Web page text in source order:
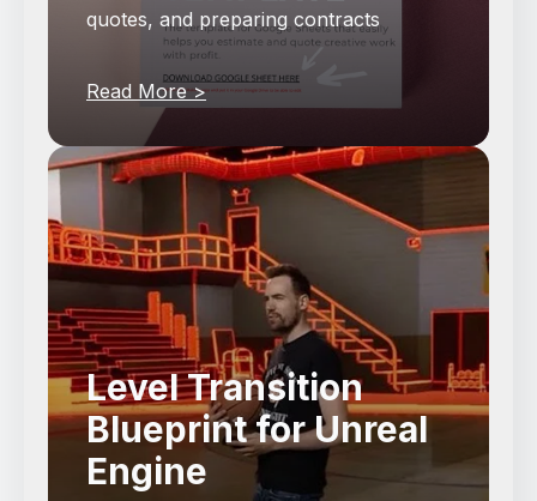
quotes, and preparing contracts
Read More >
Level Transition
Blueprint for Unreal
Engine